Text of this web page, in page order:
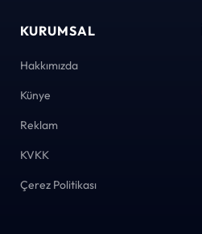
KURUMSAL
Hakkımızda
Künye
Reklam
KVKK
Çerez Politikası